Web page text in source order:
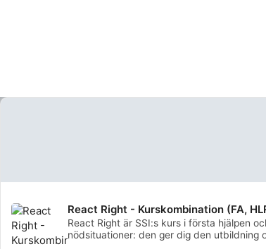
React Right - Kurskombination (FA,
React Right är SSI:s kurs i första hjälpen
nödsituationer: den ger dig den utbildning